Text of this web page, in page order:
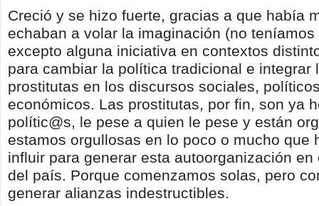
Creció y se hizo fuerte, gracias a que había
echaban a volar la imaginación (no teníamos
excepto alguna iniciativa en contextos
para cambiar la política tradicional e integrar
prostitutas en los discursos sociales,
económicos. Las prostitutas, por fin, son ya
polític@s, le pese a quien le pese y están
estamos orgullosas en lo poco o mucho que
influir para generar esta autoorganización
del país. Porque comenzamos solas, pero
generar alianzas indestructibles.